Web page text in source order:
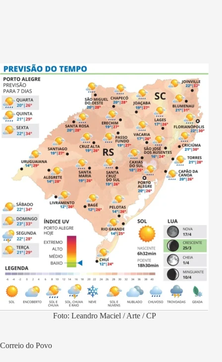
Foto: Leandro Maciel / Arte / CP
Correio do Povo